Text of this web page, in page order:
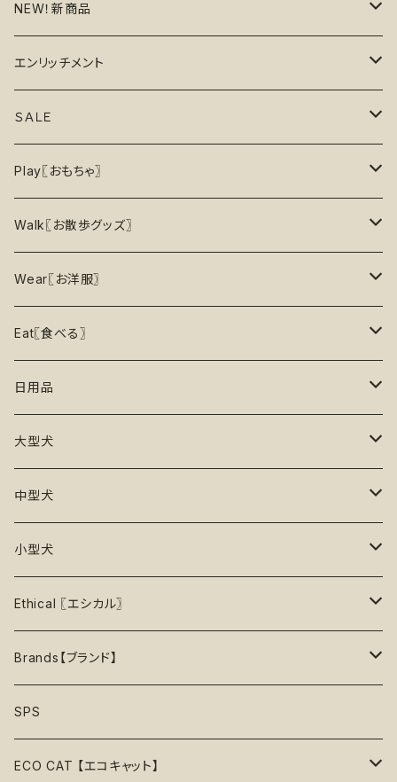
NEW！新商品
6月の新商品
7月の新商品
8月の新商品
エンリッチメント
フードボウル
おもちゃ
パズル
トレーニング
リックマット
初級【★☆☆☆☆】やさしい
初級＋【★★☆☆☆】ふつう
香り付き
ＳＡＬＥ
割引で探す
5%OFF
10％OFF
35%OFF
40%OFF
おもちゃ
お洋服
リード・ハーネス・首輪
フードボウル
再入荷なし！
Play〖おもちゃ〗
二度楽しめる！壊すと新しいおもちゃが出てくる！
ノーズワーク【Nosework】
知育玩具【Enrichment】
丈夫なおもちゃ
ぬいぐるみ
ボール
噛むおもちゃ
ロープトイ【紐】
フリスビー
音鳴るおもちゃ
音鳴らないおもちゃ
Walk〖お散歩グッズ〗
首輪
ハーネス
リード
エチケット
Wear〖お洋服〗
レインコート
ロンパース
T -シャツ
パーカー
タンクトップ
セーター
アクセサリー
リボン
バンダナ
スリーブレス・ノースリーブ
リード穴付き
Eat〖食べる〗
フードボウル
早食い防止
おやつ入れ可能
知育【エンリッチメント】
リックマット
おやつ型
ウォーターボウル
日用品
Toothbrushes【歯ブラシ】
Poop Pickup【うんち処理】
Brushes【ブラシ】
大型犬
おもちゃ
お洋服
首輪
ハーネス
中型犬
おもちゃ
お洋服
首輪
ハーネス
小型犬
おもちゃ
お洋服
首輪
ハーネス
Ethical 〖エシカル〗
Sustainable〖サスティナブル〗
Organic〖オーガニック〗
Vegan〖ヴィーガン〗
Brands【ブランド】
Alqo Wasi
Animals in Charge
SPS
ECO CAT 【エコキャット】